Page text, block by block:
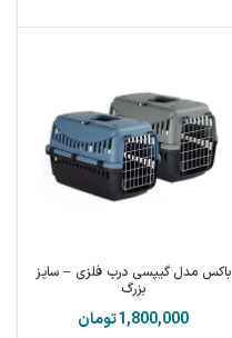
باکس مدل گیپسی درب فلزی – سایز
بزرگ
تومان